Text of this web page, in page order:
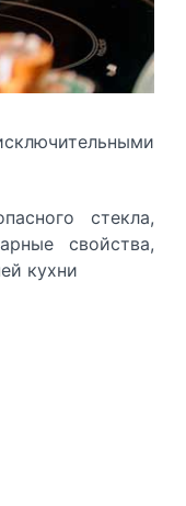
стекла,
свойства,
кухни